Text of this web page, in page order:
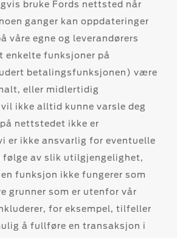
bruke Fords nettsted når
ganger kan oppdateringer
våre egne og leverandørers
enkelte funksjoner på
betalingsfunksjonen) være
eller midlertidig
ikke alltid kunne varsle deg
nettstedet ikke er
er ikke ansvarlig for eventuelle
følge av slik utilgjengelighet,
funksjon ikke fungerer som
grunner som er utenfor vår
for eksempel, tilfeller
å fullføre en transaksjon i